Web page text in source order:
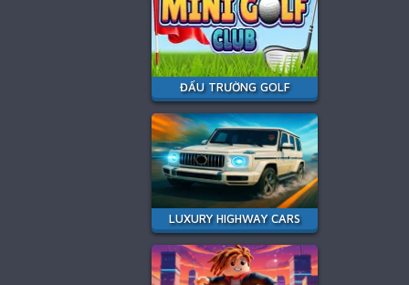
ĐẤU TRƯỜNG GOLF
LUXURY HIGHWAY CARS